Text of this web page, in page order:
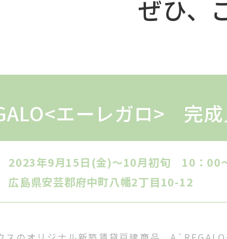
ぜひ、
エーレガロ> 完成
2023年9月15日(金)～10月初旬 10：00
広島県安芸郡府中町八幡2丁目10-12